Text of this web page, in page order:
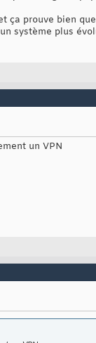
ça prouve bien
système plus
un VPN